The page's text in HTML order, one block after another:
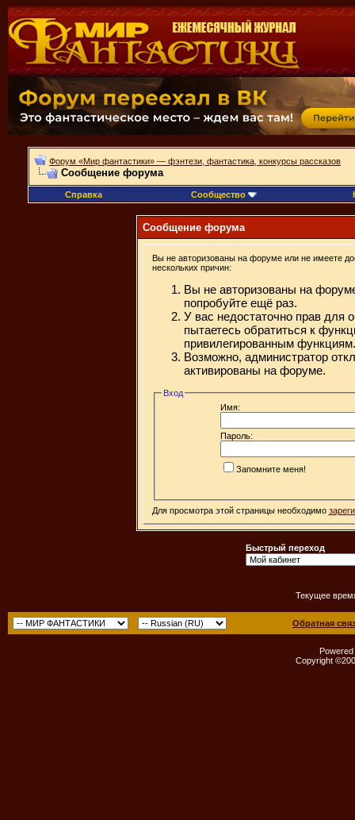
Форум «Мир фантастики» — фэнтези, фантастика, конкурсы рассказов
Сообщение форума
Справка Сообщество
Сообщение форума
Вы не авторизованы на форуме или не имеете
нескольких причин:
Вы не авторизованы на
попробуйте ещё раз.
У вас недостаточно прав для
пытаетесь обратиться к
привилегированным функциям.
Возможно, администратор
активированы на форуме.
Вход
Имя:
Пароль:
Запомните меня!
Для просмотра этой страницы необходимо
Быстрый переход
Текущее
Обратная
Copyright